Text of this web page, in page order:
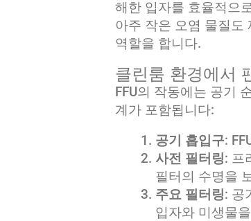
해한 입자를 효율적으
아주 작은 오염 물질도
역할을 합니다.
클린룸 환경에서
FFU의 작동에는 공기
계가 포함됩니다:
공기 흡입구:
사전 필터링: 프
필터의 수명을
주요 필터링: 공
입자와 미생물